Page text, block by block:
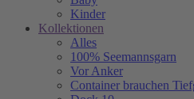
Kinder
Kollektionen
Alles
100% Seemannsgarn
Vor Anker
Container brauchen